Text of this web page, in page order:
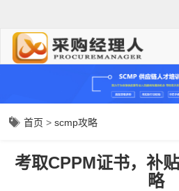
首页 >scmp攻略
考取CPPM证书，补
略